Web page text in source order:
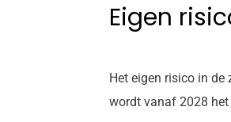
Eigen
Het eigen risico in
wordt vanaf 2028 het